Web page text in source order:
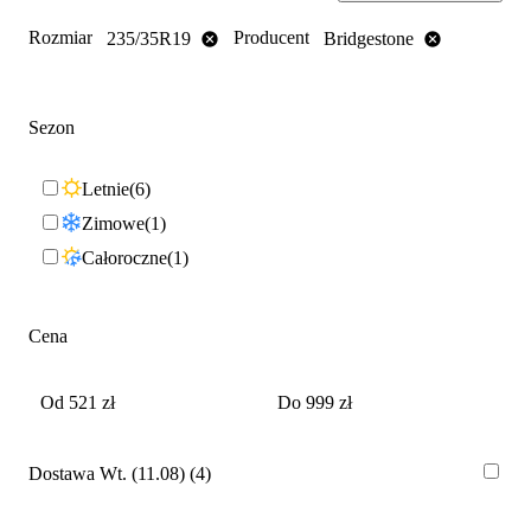
Rozmiar 235/35R19 Producent Bridgestone
Sezon
Letnie 6
Zimowe 1
Całoroczne 1
Cena
Dostawa Wt. (11.08) 4